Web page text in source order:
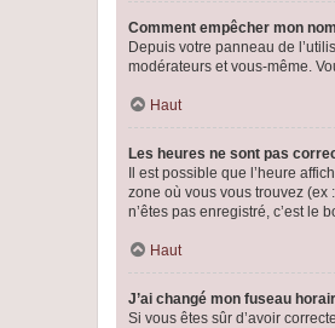
Comment empêcher mon
Depuis votre panneau de
modérateurs et vous-même.
Haut
Les heures ne sont pas
Il est possible que l’heure
zone où vous vous trouvez (ex
n’êtes pas enregistré, c’est le
Haut
J’ai changé mon fuseau
Si vous êtes sûr d’avoir